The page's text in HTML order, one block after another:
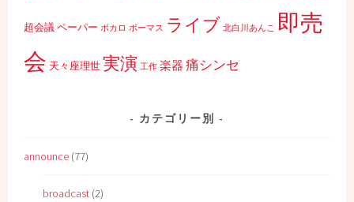
超会議ペーパー ボカロ ボーマス ライブ 北白川あんこ 即売
会 天々座理世 実演 工作 楽器 痛シンセ
カテゴリー別
announce (77)
broadcast (2)